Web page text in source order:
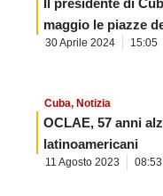
Il presidente di
maggio le piazze
30 Aprile 2024 15:05
Cuba, Notizia
OCLAE, 57 anni
latinoamericani
11 Agosto 2023 08:53